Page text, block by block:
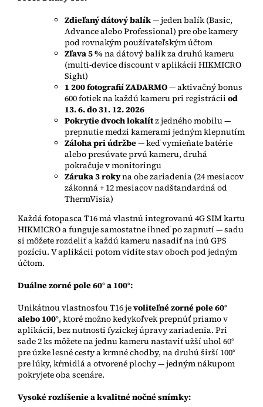
Zdieľaný dátový balík— jeden balík (Basic,
Advance alebo Professional) pre obe kamery
pod rovnakým používateľským účtom
Zľava 5 %na dátový balík za druhú kameru
(multi-device discount v aplikácii HIKMICRO
Sight)
1 200 fotografií ZADARMO—aktivačný bonus
600 fotiek na každú kameru pri registrácii od
13. 6. do 31. 12. 2026
Pokrytie dvoch lokalítz jedného mobilu —
prepnutie medzi kamerami jedným klepnutím
Záloha pri údržbe— keď vymieňate batérie
alebo presúvate prvú kameru, druhá
pokračuje v monitoringu
Záruka 3 rokyna obe zariadenia (24 mesiacov
zákonná + 12 mesiacov nadštandardná od
ThermVisia)
Každá fotopasca T16 má vlastnú integrovanú 4G SIM kartu
HIKMICRO a funguje samostatne ihneď po zapnutí — sadu
si môžete rozdeliť a každú kameru nasadiť na inú GPS
pozíciu. V aplikácii potom vidíte stav oboch pod jedným
účtom.
Duálne zorné pole 60° a 100°:
Unikátnou vlastnosťou T16 jevoliteľné zorné pole 60°
alebo 100°, ktoré možno kedykoľvek prepnúť priamo v
aplikácii, bez nutnosti fyzickej úpravy zariadenia. Pri
sade 2 ks môžete na jednu kameru nastaviť užší uhol 60°
pre úzke lesné cesty a krmné chodby, na druhú širší 100°
pre lúky, kŕmidlá a otvorené plochy — jedným nákupom
pokryjete oba scenáre.
Vysoké rozlíšenie a kvalitné nočné snímky: